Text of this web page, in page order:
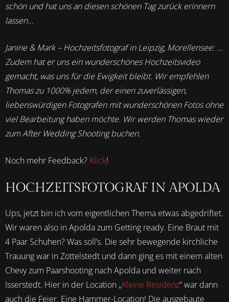
schön und hat uns an diesen schönen Tag zurück erinnern
lassen…
Janine & Mark – Hochzeitsfotograf in Leipzig, Morellensee: …
Zudem hat er uns ein wunderschönes Hochzeitsvideo
gemacht, was uns für die Ewigkeit bleibt. Wir empfehlen
Thomas zu 1000% jedem, der einen zuverlässigen,
liebenswürdigen Fotografen mit wunderschönen Fotos ohne
viel Bearbeitung haben möchte. Wir werden Thomas wieder
zum After Wedding Shooting buchen.
Noch mehr Feedback? Klick!
HOCHZEITSFOTOGRAF IN APOLDA
Ups, jetzt bin ich vom eigentlichen Thema etwas abgedriftet.
Wir waren also in Apolda zum Getting ready. Eine Braut mit
4 Paar Schuhen? Was soll’s. Die sehr bewegende kirchliche
Trauung war in Zottelstedt und dann ging es mit einem alten
Chevy zum Paarshooting nach Apolda und weiter nach
Isserstedt. Hier in der Location „Kleine Residenz“ war dann
auch die Feier. Eine Hammer-Location! Die ausgebaute